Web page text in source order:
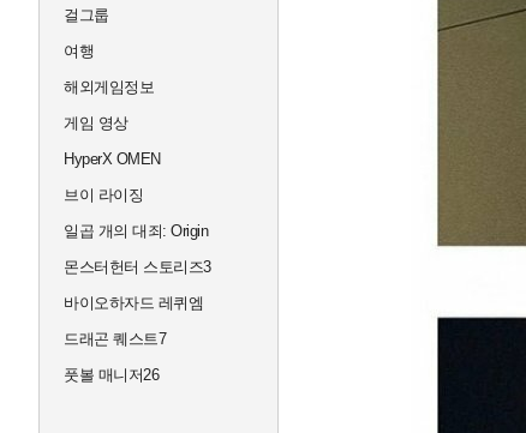
걸그룹
여행
해외게임정보
게임 영상
HyperX OMEN
브이 라이징
일곱 개의 대죄: Origin
몬스터헌터 스토리즈3
바이오하자드 레퀴엠
드래곤 퀘스트7
풋볼 매니저26